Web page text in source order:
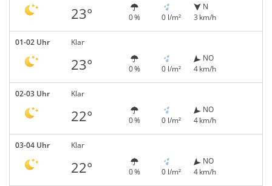
23° 0 % 0 l/m²
N
3 km/h
01-02 Uhr Klar
23° 0 % 0 l/m²
NO
4 km/h
02-03 Uhr Klar
22° 0 % 0 l/m²
NO
4 km/h
03-04 Uhr Klar
22° 0 % 0 l/m²
NO
4 km/h